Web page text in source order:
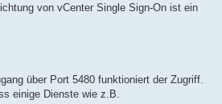
von vCenter Single Sign-On ist ein
über Port 5480 funktioniert der Zugriff.
einige Dienste wie z.B.